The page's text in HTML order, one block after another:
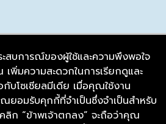
Road,
ะสบการณ์ของผู้ใช้และความพึงพอใจ
พิ่มความสะดวกในการเรียกดูและ
บโซเชียลมีเดีย เมื่อคุณใช้งาน
ยอมรับคุกกี้ที่จำเป็นซึ่งจำเป็นสำหรับ
ลิก “ข้าพเจ้าตกลง” จะถือว่าคุณ